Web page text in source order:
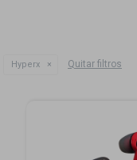
Hyperx Quitar filtros